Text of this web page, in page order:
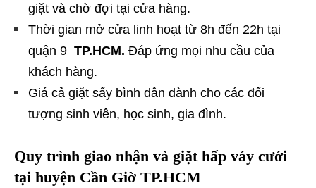
giặt và chờ đợi tại cửa hàng.
Thời gian mở cửa linh hoạt từ 8h đến 22h tại
quận 9 TP.HCM. Đáp ứng mọi nhu cầu của
khách hàng.
Giá cả giặt sấy bình dân dành cho các đối
tượng sinh viên, học sinh, gia đình.
Quy trình giao nhận và giặt hấp váy cưới
tại huyện Cần Giờ TP.HCM